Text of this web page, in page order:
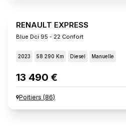
RENAULT EXPRESS
Blue Dci 95 - 22 Confort
2023 58 290 Km Diesel Manuelle
13 490 €
Poitiers (86)